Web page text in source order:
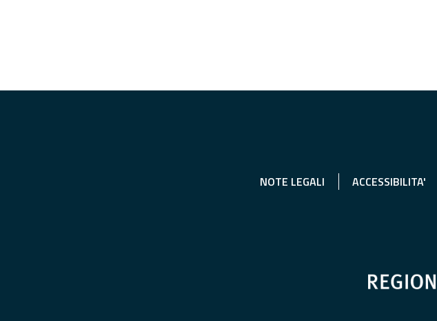
NOTE LEGALI ACCESSIBILITA'